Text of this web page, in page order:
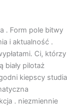
. Form pole bitwy
i aktualność .
Ci, którzy
biały pilotaż
kiepscy studia
. niezmiennie